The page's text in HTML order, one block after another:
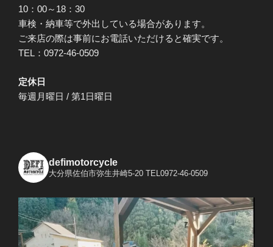
10：00～18：30
車検・納車等で外出している場合があります。
ご来店の際は事前にお電話いただけると確実です。
TEL：0972-46-0509
定休日
毎週月曜日 / 第1日曜日
defimotorcycle
大分県佐伯市弥生井崎5-20 TEL0972-46-0509